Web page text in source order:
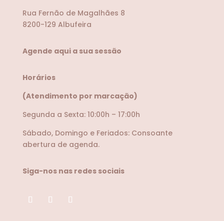
Rua Fernão de Magalhães 8
8200-129 Albufeira
Agende aqui a sua sessão
Horários
(Atendimento por marcação)
Segunda a Sexta: 10:00h – 17:00h
Sábado, Domingo e Feriados: Consoante
abertura de agenda.
Siga-nos nas redes sociais